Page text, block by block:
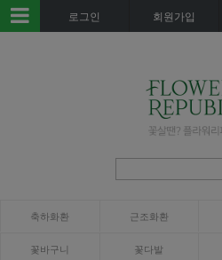
로그인 회원가입
축하화환 근조화환
꽃바구니 꽃다발